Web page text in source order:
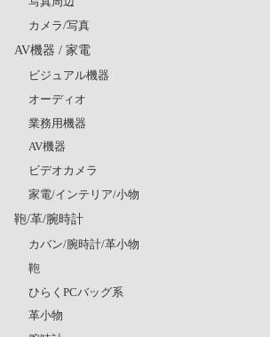
カメラ/写真
AV機器 / 家電
ビジュアル機器
オーディオ
業務用機器
AV機器
ビデオカメラ
家電/インテリア/小物
鞄/革/腕時計
カバン/腕時計/革小物
鞄
ひらくPCバッグ系
革小物